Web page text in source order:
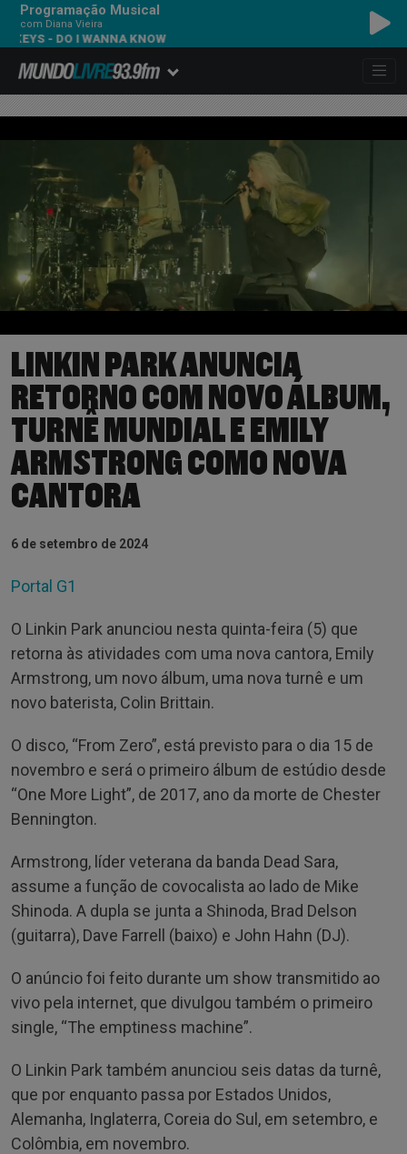
Programação Musical
com Diana Vieira
DO I WANNA KNOW
LINKIN PARK ANUNCIA
RETORNO COM NOVO ÁLBUM,
TURNÊ MUNDIAL E EMILY
ARMSTRONG COMO NOVA
CANTORA
6 de setembro de 2024
Portal G1
O Linkin Park anunciou nesta quinta-feira (5) que
retorna às atividades com uma nova cantora, Emily
Armstrong, um novo álbum, uma nova turnê e um
novo baterista, Colin Brittain.
O disco, “From Zero”, está previsto para o dia 15 de
novembro e será o primeiro álbum de estúdio desde
“One More Light”, de 2017, ano da morte de Chester
Bennington.
Armstrong, líder veterana da banda Dead Sara,
assume a função de covocalista ao lado de Mike
Shinoda. A dupla se junta a Shinoda, Brad Delson
(guitarra), Dave Farrell (baixo) e John Hahn (DJ).
O anúncio foi feito durante um show transmitido ao
vivo pela internet, que divulgou também o primeiro
single, “The emptiness machine”.
O Linkin Park também anunciou seis datas da turnê,
que por enquanto passa por Estados Unidos,
Alemanha, Inglaterra, Coreia do Sul, em setembro, e
Colômbia, em novembro.